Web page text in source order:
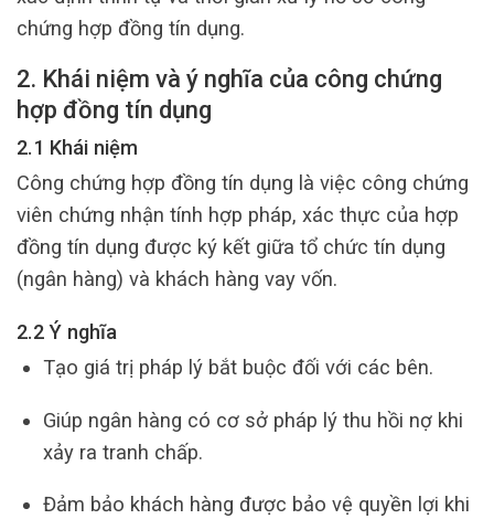
chứng hợp đồng tín dụng.
2. Khái niệm và ý nghĩa của công chứng
hợp đồng tín dụng
2.1 Khái niệm
Công chứng hợp đồng tín dụng là việc công chứng
viên chứng nhận tính hợp pháp, xác thực của hợp
đồng tín dụng được ký kết giữa tổ chức tín dụng
(ngân hàng) và khách hàng vay vốn.
2.2 Ý nghĩa
Tạo giá trị pháp lý bắt buộc đối với các bên.
Giúp ngân hàng có cơ sở pháp lý thu hồi nợ khi
xảy ra tranh chấp.
Đảm bảo khách hàng được bảo vệ quyền lợi khi